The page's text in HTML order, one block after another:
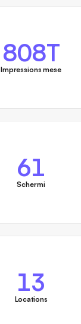
808T
Impressions mese
61
Schermi
13
Locations